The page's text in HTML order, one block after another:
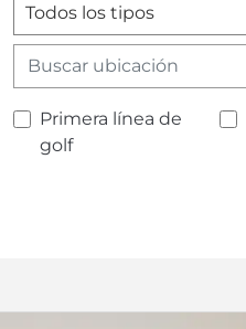
Todos los tipos
Primera línea de
golf